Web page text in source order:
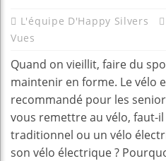
L'équipe D'Happy Silvers
Vues
Quand on vieillit, faire du
maintenir en forme. Le vélo
recommandé pour les
vous remettre au vélo, faut-
traditionnel ou un vélo
son vélo électrique ?